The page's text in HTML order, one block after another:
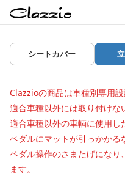
シートカバー
Clazzioの商品は車種別専用設
適合車種以外には取り付けな
適合車種以外の車輌に使用し
ペダルにマットが引っかかる
ペダル操作のさまたげになり
ます。